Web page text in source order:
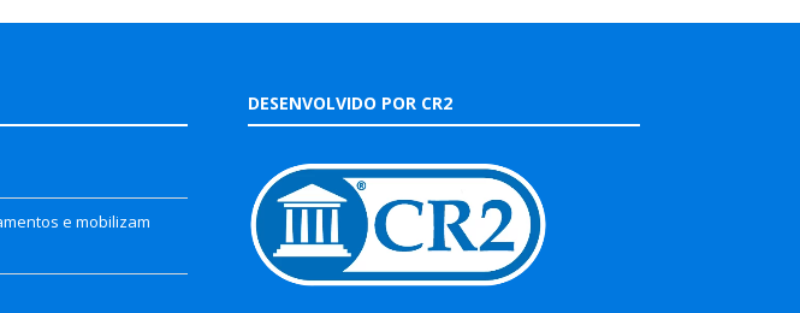
e mobilizam
DESENVOLVIDO POR CR2